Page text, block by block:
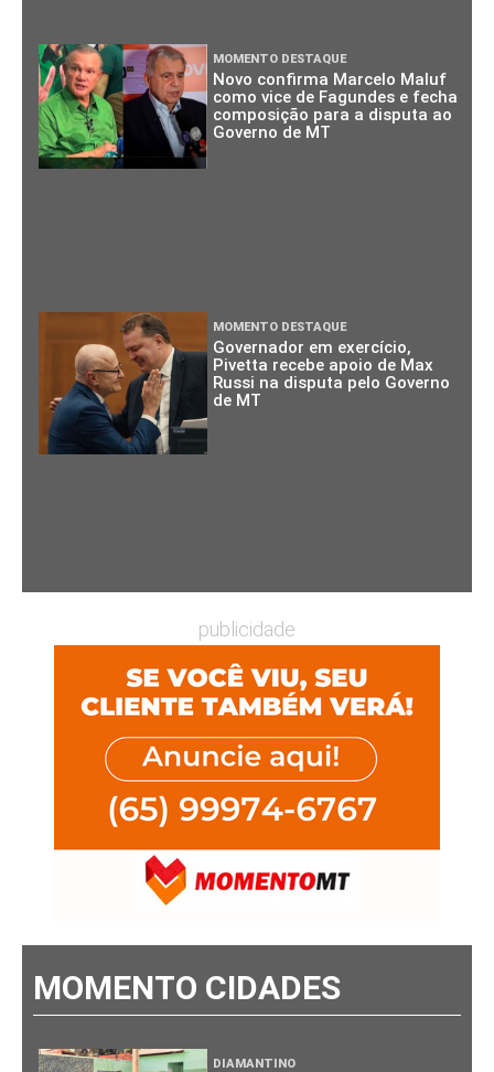
MOMENTO DESTAQUE
Novo confirma Marcelo Maluf
como vice de Fagundes e fecha
composição para a disputa ao
Governo de MT
MOMENTO DESTAQUE
Governador em exercício,
Pivetta recebe apoio de Max
Russi na disputa pelo Governo
de MT
publicidade
MOMENTO CIDADES
DIAMANTINO